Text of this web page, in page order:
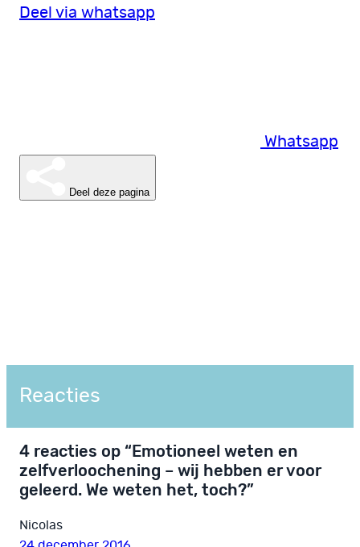
Deel via whatsapp
Whatsapp
Deel deze pagina
Reacties
4 reacties op “Emotioneel weten en
zelfverloochening – wij hebben er voor
geleerd. We weten het, toch?”
Nicolas